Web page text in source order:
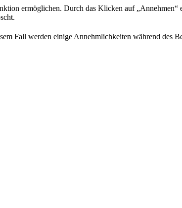
ermöglichen. Durch das Klicken auf „Annehmen“
Fall werden einige Annehmlichkeiten während des